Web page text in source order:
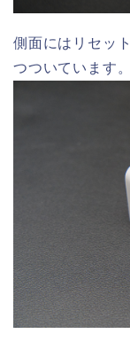
側面にはリセッ
つついています。